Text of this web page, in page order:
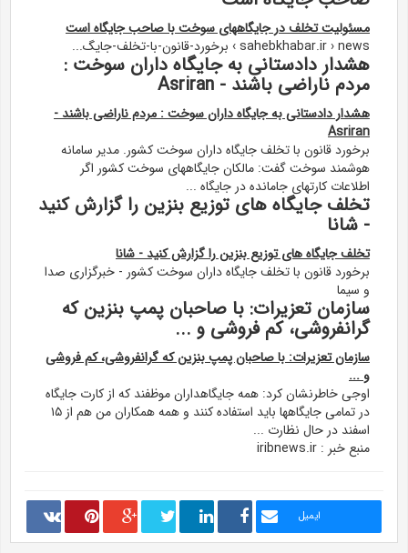
مسئولیت تخلف در جایگاههای سوخت با صاحب جایگاه است
sahebkhabar.ir › news › برخورد-قانون-با-تخلف-جایگ...
هشدار دادستانی به جایگاه داران سوخت :
مردم ناراضی باشند - Asriran
هشدار دادستانی به جایگاه داران سوخت : مردم ناراضی باشند -
Asriran
برخورد قانون با تخلف جایگاه داران سوخت کشور. مدیر سامانه
هوشمند سوخت گفت: مالکان جایگاههای سوخت کشور اگر
اطلاعات کارتهای جامانده در جایگاه ...
تخلف جایگاه های توزیع بنزین را گزارش کنید
- شانا
تخلف جایگاه های توزیع بنزین را گزارش کنید - شانا
برخورد قانون با تخلف جایگاه داران سوخت کشور - خبرگزاری صدا
و سیما
سازمان تعزیرات: با صاحبان پمپ بنزین که
گرانفروشی، کم فروشی و ...
سازمان تعزیرات: با صاحبان پمپ بنزین که گرانفروشی، کم فروشی
و ...
اوجی خاطرنشان کرد: همه جایگاهداران موظفند که از کارت جایگاه
در تمامی جایگاهها باید استفاده کنند و همه همکاران من هم از ۱۵
اسفند در حال نظارت ...
منبع خبر : iribnews.ir
ایمیل